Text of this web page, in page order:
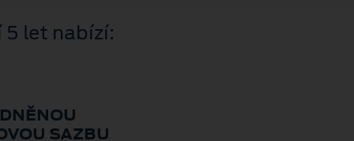
let nabízí:
SAZBU